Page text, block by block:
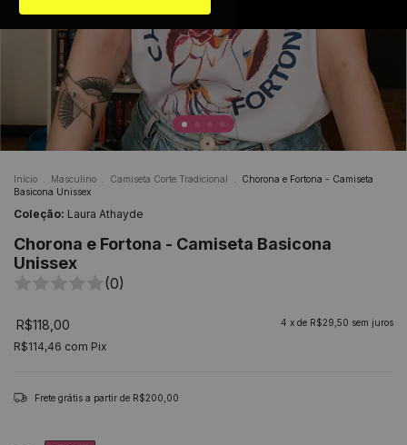
Início Masculino Camiseta Corte Tradicional
Chorona e Fortona - Camiseta
Basicona Unissex
Coleção: Laura Athayde
Chorona e Fortona - Camiseta Basicona
Unissex
(0)
R$118,00 4 x de R$29,50 sem juros
R$114,46 com Pix
Frete grátis a partir de R$200,00